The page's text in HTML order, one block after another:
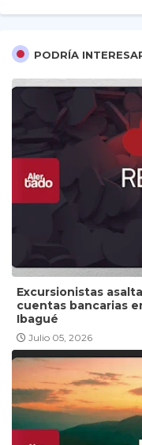
PODRÍA
Excursionistas
cuentas bancarias
Ibagué
Julio 05, 2026